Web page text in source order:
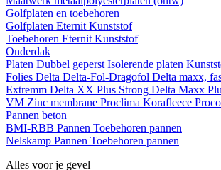
Golfplaten en toebehoren
Golfplaten Eternit Kunststof
Toebehoren Eternit Kunststof
Onderdak
Platen Dubbel geperst Isolerende platen
Folies Delta Delta-Fol-Dragofol Delta maxx,
Extremm Delta XX Plus Strong Delta Maxx
VM Zinc membrane Proclima Korafleece
Pannen beton
BMI-RBB Pannen Toebehoren pannen
Nelskamp Pannen Toebehoren pannen
Alles voor je gevel